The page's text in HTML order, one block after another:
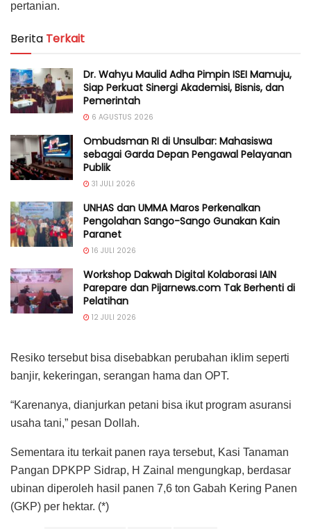
pertanian.
Berita Terkait
Dr. Wahyu Maulid Adha Pimpin ISEI Mamuju,
Siap Perkuat Sinergi Akademisi, Bisnis, dan
Pemerintah
6 AGUSTUS 2026
Ombudsman RI di Unsulbar: Mahasiswa
sebagai Garda Depan Pengawal Pelayanan
Publik
31 JULI 2026
UNHAS dan UMMA Maros Perkenalkan
Pengolahan Sango-Sango Gunakan Kain
Paranet
16 JULI 2026
Workshop Dakwah Digital Kolaborasi IAIN
Parepare dan Pijarnews.com Tak Berhenti di
Pelatihan
12 JULI 2026
Resiko tersebut bisa disebabkan perubahan iklim seperti
banjir, kekeringan, serangan hama dan OPT.
“Karenanya, dianjurkan petani bisa ikut program asuransi
usaha tani,” pesan Dollah.
Sementara itu terkait panen raya tersebut, Kasi Tanaman
Pangan DPKPP Sidrap, H Zainal mengungkap, berdasar
ubinan diperoleh hasil panen 7,6 ton Gabah Kering Panen
(GKP) per hektar. (*)